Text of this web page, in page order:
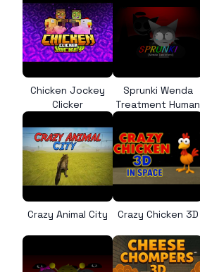
Chicken Jockey
Clicker
Sprunki Wenda
Treatment Human
Crazy Animal City Crazy Chicken 3D